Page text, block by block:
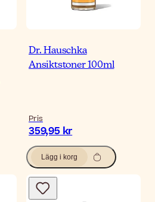
Dr. Hauschka
Ansiktstoner 100ml
Pris
359,95 kr
Lägg i korg